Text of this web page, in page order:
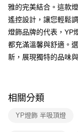
相關說明
【關於「AFTEE先享後
AFTEE先享後付是「在
便利好安心！
１．簡單：不需註冊會
２．便利：只要手機號
結帳頁面，進行簡訊認
３．收到繳費通知簡訊
雅的完美結合。這款
遙控設計，讓您輕鬆
燈飾品牌的代表，YP
都充滿溫馨與舒適。
新，展現獨特的品味
相關分類
YP燈飾 半吸頂燈